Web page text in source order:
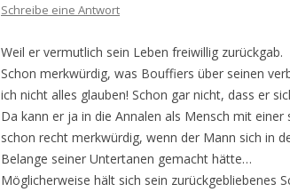
Schreibe eine Antwort
Weil er vermutlich sein Leben freiwillig zurückgab.
Schon merkwürdig, was Bouffiers über seinen
ich nicht alles glauben! Schon gar nicht, dass er
Da kann er ja in die Annalen als Mensch mit
schon recht merkwürdig, wenn der Mann sich in
Belange seiner Untertanen gemacht hätte…
Möglicherweise hält sich sein zurückgebliebenes